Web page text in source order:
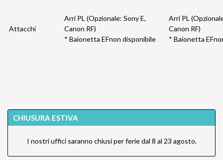
Attacchi
Arri PL (Opzionale: Sony E,
Canon RF)
* Baionetta EFnon disponibile
Arri PL
Canon RF)
* Baionetta
CHIUSURA ESTIVA
I nostri uffici saranno chiusi per ferie dal 8 al 23 agosto.